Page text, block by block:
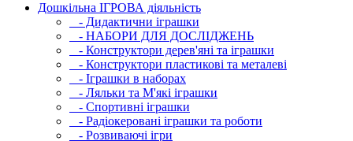
Дошкільна ІГРОВА діяльність
- Дидактични іграшки
- НАБОРИ ДЛЯ ДОСЛІДЖЕНЬ
- Конструктори дерев'яні та іграшки
- Конструктори пластикові та металеві
- Іграшки в наборах
- Ляльки та М'які іграшки
- Спортивні іграшки
- Радіокеровані іграшки та роботи
- Розвиваючі ігри